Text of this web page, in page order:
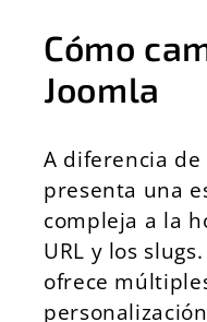
Cómo
Joomla
A diferencia de
presenta una
compleja a la
URL y los
ofrece